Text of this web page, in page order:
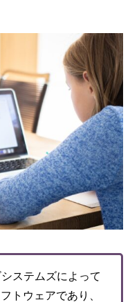
ステムズによって
トウェアであり、